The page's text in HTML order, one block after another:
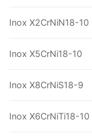
Inox X2CrNiN18-10
Inox X5CrNi18-10
Inox X8CrNiS18-9
Inox X6CrNiTi18-10